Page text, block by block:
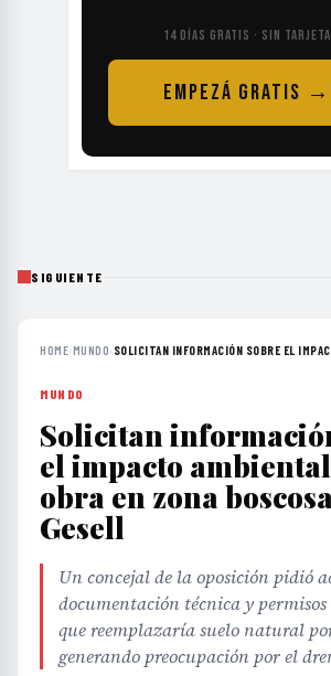
14 DÍAS GRATIS · SIN TARJETA
EMPEZÁ GRATIS →
SIGUIENTE
HOME›MUNDO› SOLICITAN INFORMACIÓN SOBRE EL
MUNDO
Solicitan
el impacto
obra en zona
Gesell
Un concejal de la oposición pidió
documentación técnica y
que reemplazaría suelo natural
generando preocupación por el